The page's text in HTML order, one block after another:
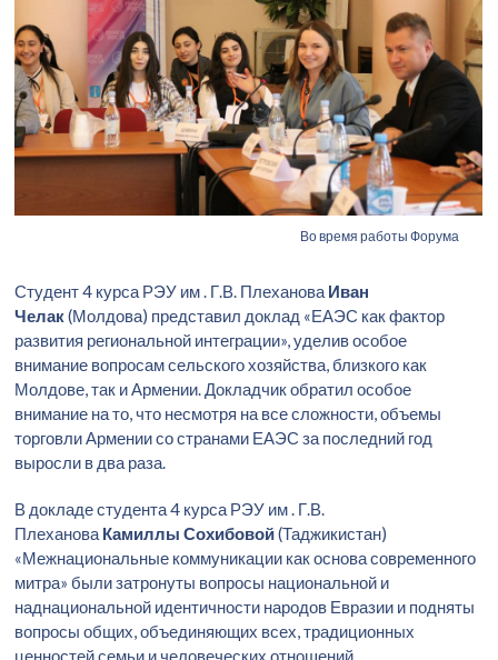
Во время работы Форума
Студент 4 курса РЭУ им . Г.В. Плеханова Иван
Челак(Молдова) представил доклад «ЕАЭС как фактор
развития региональной интеграции», уделив особое
внимание вопросам сельского хозяйства, близкого как
Молдове, так и Армении. Докладчик обратил особое
внимание на то, что несмотря на все сложности, объемы
торговли Армении со странами ЕАЭС за последний год
выросли в два раза.
В докладе студента 4 курса РЭУ им . Г.В.
Плеханова Камиллы Сохибовой(Таджикистан)
«Межнациональные коммуникации как основа современного
митра» были затронуты вопросы национальной и
наднациональной идентичности народов Евразии и подняты
вопросы общих, объединяющих всех, традиционных
ценностей семьи и человеческих отношений.